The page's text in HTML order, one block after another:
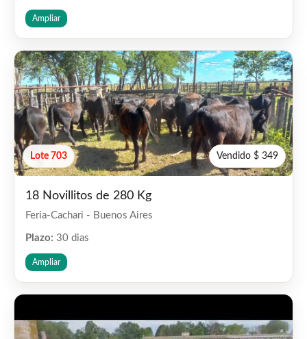
Ampliar
Lote 703 Vendido $ 349
18 Novillitos de 280 Kg
Feria-Cachari - Buenos Aires
Plazo: 30 dias
Ampliar